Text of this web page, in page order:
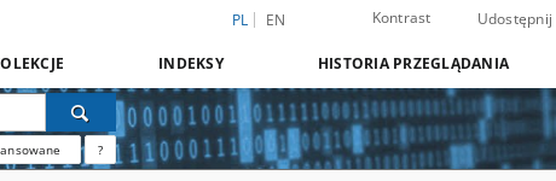
PL EN Kontrast Udostępnij
INDEKSY HISTORIA PRZEGLĄDANIA
?